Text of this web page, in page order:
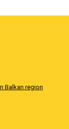
Balkan region